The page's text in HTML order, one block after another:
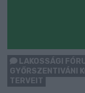
LAKOSSÁGI
GYŐRSZENTIVÁNI
TERVEIT